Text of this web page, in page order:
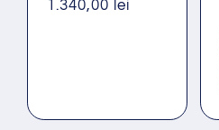
Preț
1.340,00 lei